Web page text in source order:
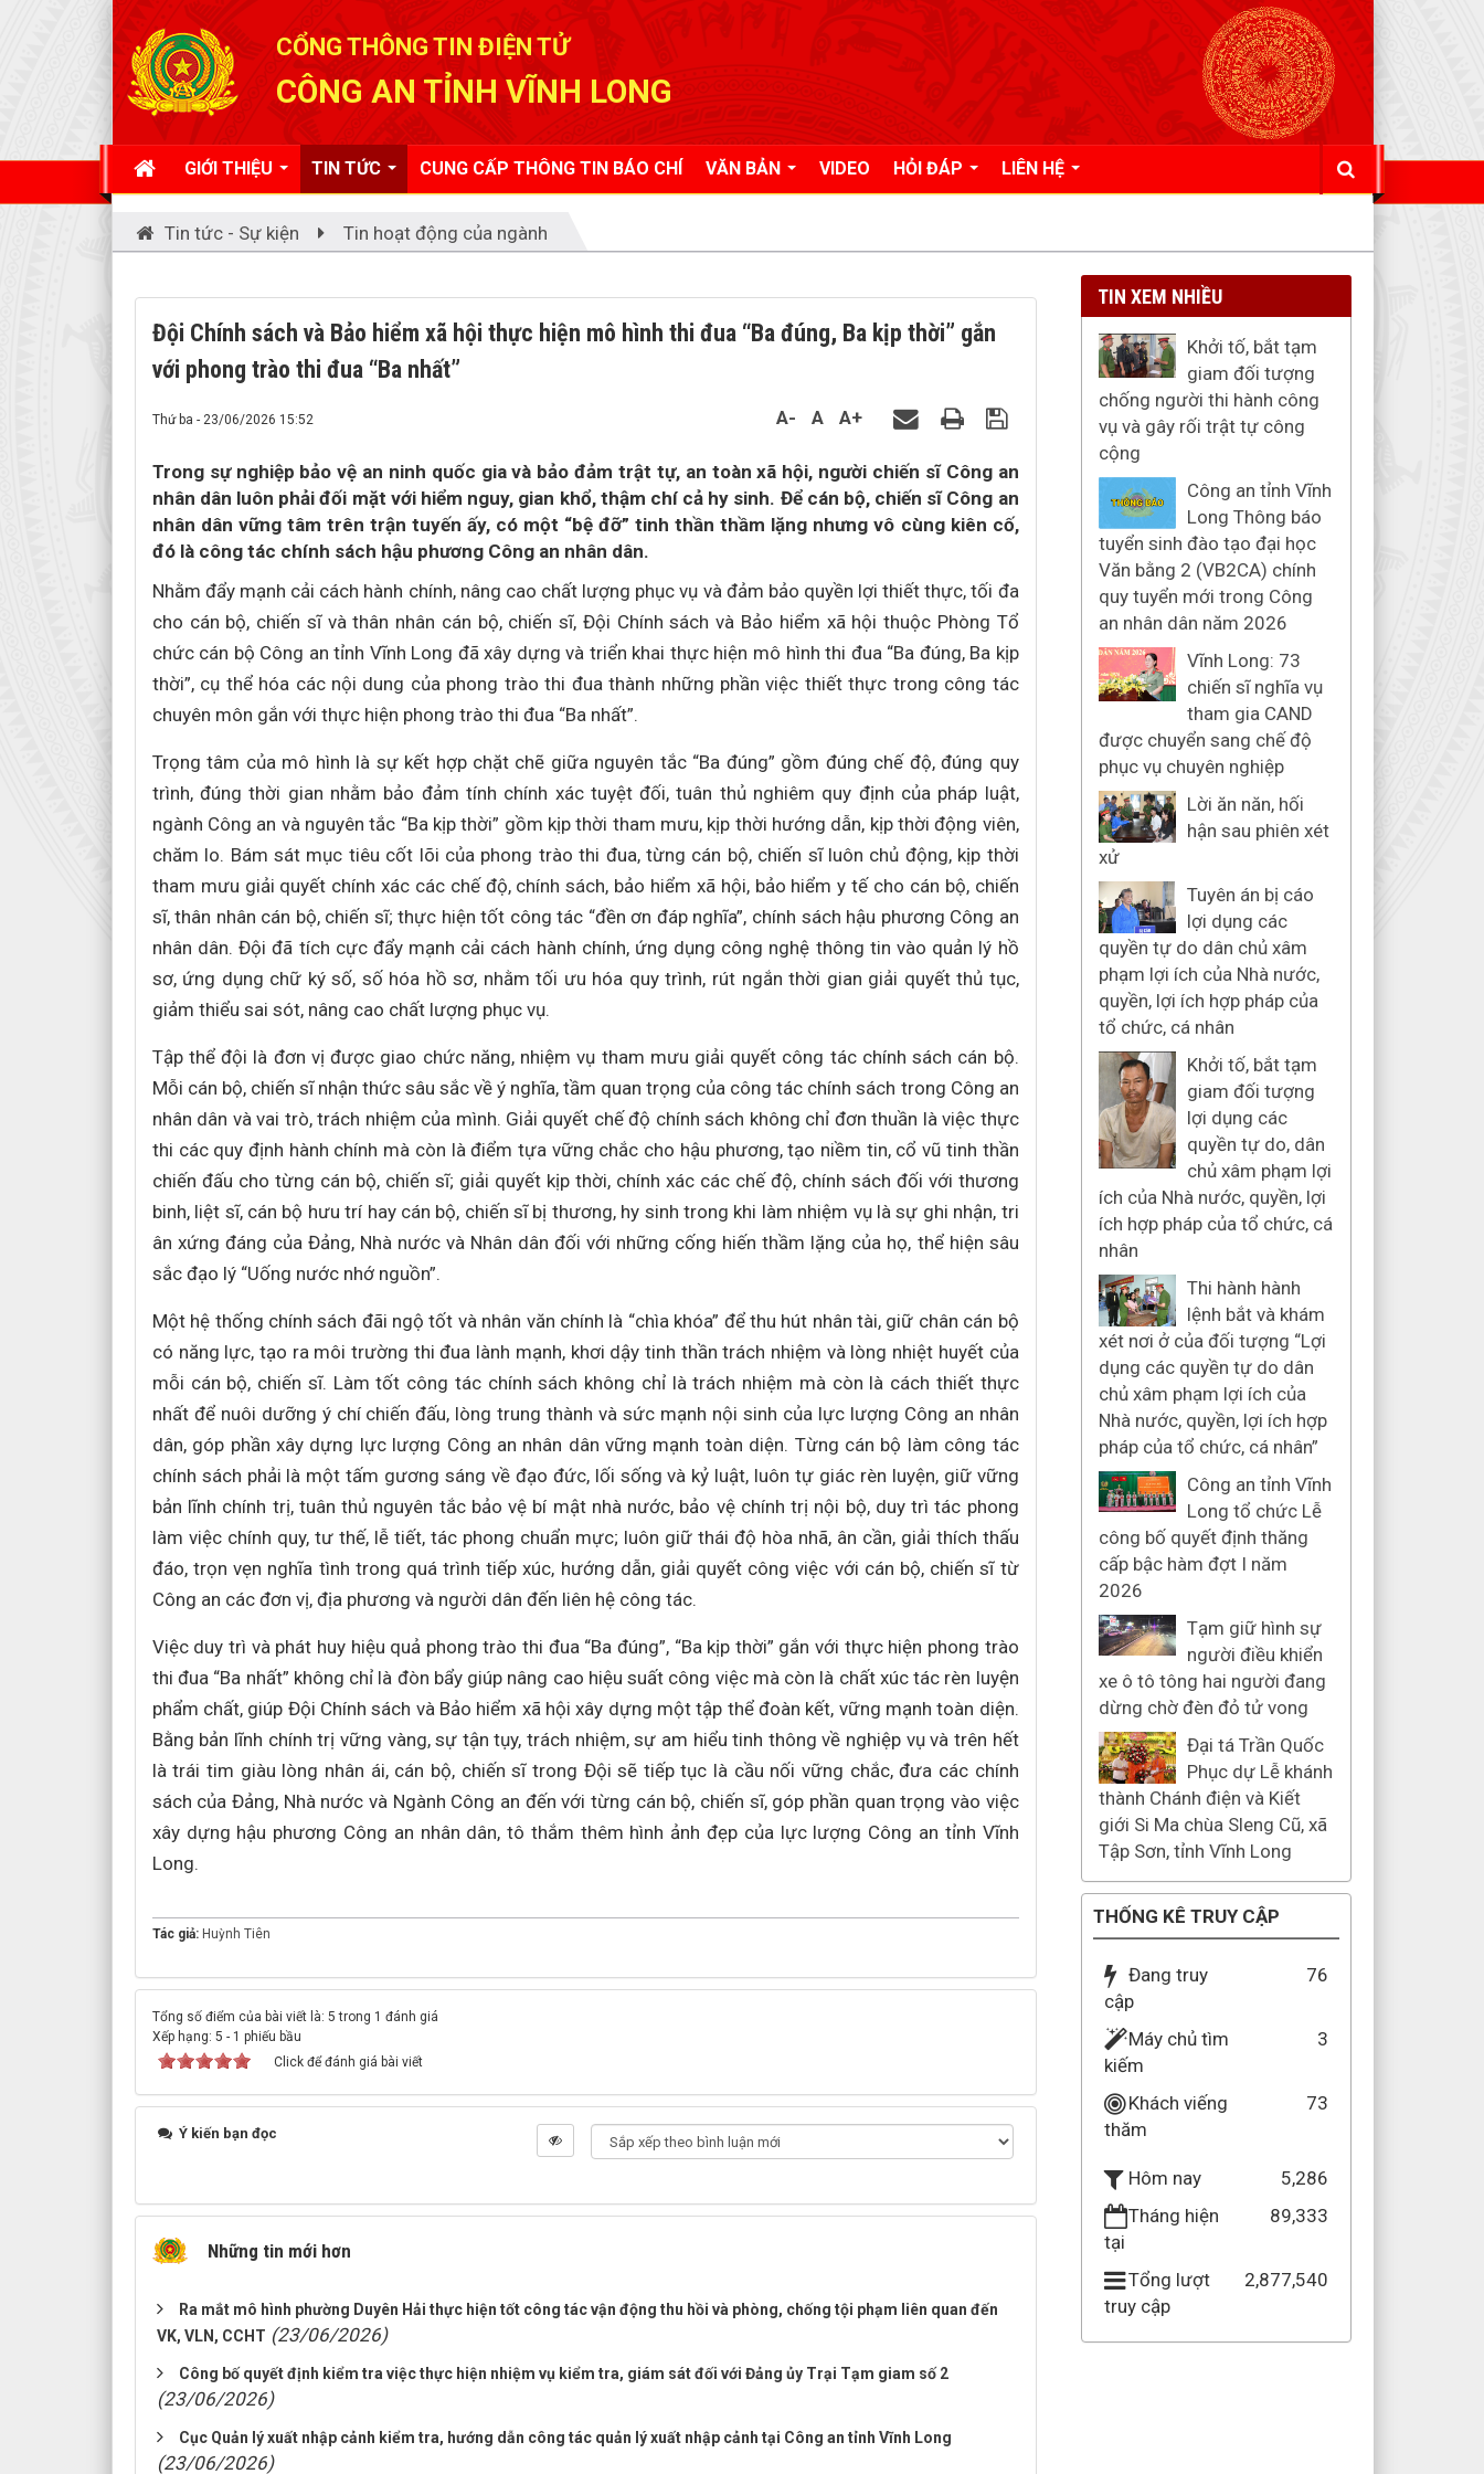
CỔNG THÔNG TIN ĐIỆN TỬ
CÔNG AN TỈNH VĨNH LONG
GIỚI THIỆU TIN TỨC CUNG CẤP THÔNG TIN BÁO CHÍ VĂN BẢN VIDEO HỎI ĐÁP LIÊN HỆ
Tin tức - Sự kiện Tin hoạt động của ngành
Đội Chính sách và Bảo hiểm xã hội thực hiện mô hình thi đua “Ba đúng, Ba kịp thời” gắn
với phong trào thi đua “Ba nhất”
Thứ ba - 23/06/2026 15:52 A- A A+
Trong sự nghiệp bảo vệ an ninh quốc gia và bảo đảm trật tự, an toàn xã hội, người chiến sĩ Công an
nhân dân luôn phải đối mặt với hiểm nguy, gian khổ, thậm chí cả hy sinh. Để cán bộ, chiến sĩ Công an
nhân dân vững tâm trên trận tuyến ấy, có một “bệ đỡ” tinh thần thầm lặng nhưng vô cùng kiên cố,
đó là công tác chính sách hậu phương Công an nhân dân.
Nhằm đẩy mạnh cải cách hành chính, nâng cao chất lượng phục vụ và đảm bảo quyền lợi thiết thực, tối đa
cho cán bộ, chiến sĩ và thân nhân cán bộ, chiến sĩ, Đội Chính sách và Bảo hiểm xã hội thuộc Phòng Tổ
chức cán bộ Công an tỉnh Vĩnh Long đã xây dựng và triển khai thực hiện mô hình thi đua “Ba đúng, Ba kịp
thời”, cụ thể hóa các nội dung của phong trào thi đua thành những phần việc thiết thực trong công tác
chuyên môn gắn với thực hiện phong trào thi đua “Ba nhất”.
Trọng tâm của mô hình là sự kết hợp chặt chẽ giữa nguyên tắc “Ba đúng” gồm đúng chế độ, đúng quy
trình, đúng thời gian nhằm bảo đảm tính chính xác tuyệt đối, tuân thủ nghiêm quy định của pháp luật,
ngành Công an và nguyên tắc “Ba kịp thời” gồm kịp thời tham mưu, kịp thời hướng dẫn, kịp thời động viên,
chăm lo. Bám sát mục tiêu cốt lõi của phong trào thi đua, từng cán bộ, chiến sĩ luôn chủ động, kịp thời
tham mưu giải quyết chính xác các chế độ, chính sách, bảo hiểm xã hội, bảo hiểm y tế cho cán bộ, chiến
sĩ, thân nhân cán bộ, chiến sĩ; thực hiện tốt công tác “đền ơn đáp nghĩa”, chính sách hậu phương Công an
nhân dân. Đội đã tích cực đẩy mạnh cải cách hành chính, ứng dụng công nghệ thông tin vào quản lý hồ
sơ, ứng dụng chữ ký số, số hóa hồ sơ, nhằm tối ưu hóa quy trình, rút ngắn thời gian giải quyết thủ tục,
giảm thiểu sai sót, nâng cao chất lượng phục vụ.
Tập thể đội là đơn vị được giao chức năng, nhiệm vụ tham mưu giải quyết công tác chính sách cán bộ.
Mỗi cán bộ, chiến sĩ nhận thức sâu sắc về ý nghĩa, tầm quan trọng của công tác chính sách trong Công an
nhân dân và vai trò, trách nhiệm của mình. Giải quyết chế độ chính sách không chỉ đơn thuần là việc thực
thi các quy định hành chính mà còn là điểm tựa vững chắc cho hậu phương, tạo niềm tin, cổ vũ tinh thần
chiến đấu cho từng cán bộ, chiến sĩ; giải quyết kịp thời, chính xác các chế độ, chính sách đối với thương
binh, liệt sĩ, cán bộ hưu trí hay cán bộ, chiến sĩ bị thương, hy sinh trong khi làm nhiệm vụ là sự ghi nhận, tri
ân xứng đáng của Đảng, Nhà nước và Nhân dân đối với những cống hiến thầm lặng của họ, thể hiện sâu
sắc đạo lý “Uống nước nhớ nguồn”.
Một hệ thống chính sách đãi ngộ tốt và nhân văn chính là “chìa khóa” để thu hút nhân tài, giữ chân cán bộ
có năng lực, tạo ra môi trường thi đua lành mạnh, khơi dậy tinh thần trách nhiệm và lòng nhiệt huyết của
mỗi cán bộ, chiến sĩ. Làm tốt công tác chính sách không chỉ là trách nhiệm mà còn là cách thiết thực
nhất để nuôi dưỡng ý chí chiến đấu, lòng trung thành và sức mạnh nội sinh của lực lượng Công an nhân
dân, góp phần xây dựng lực lượng Công an nhân dân vững mạnh toàn diện. Từng cán bộ làm công tác
chính sách phải là một tấm gương sáng về đạo đức, lối sống và kỷ luật, luôn tự giác rèn luyện, giữ vững
bản lĩnh chính trị, tuân thủ nguyên tắc bảo vệ bí mật nhà nước, bảo vệ chính trị nội bộ, duy trì tác phong
làm việc chính quy, tư thế, lễ tiết, tác phong chuẩn mực; luôn giữ thái độ hòa nhã, ân cần, giải thích thấu
đáo, trọn vẹn nghĩa tình trong quá trình tiếp xúc, hướng dẫn, giải quyết công việc với cán bộ, chiến sĩ từ
Công an các đơn vị, địa phương và người dân đến liên hệ công tác.
Việc duy trì và phát huy hiệu quả phong trào thi đua “Ba đúng”, “Ba kịp thời” gắn với thực hiện phong trào
thi đua “Ba nhất” không chỉ là đòn bẩy giúp nâng cao hiệu suất công việc mà còn là chất xúc tác rèn luyện
phẩm chất, giúp Đội Chính sách và Bảo hiểm xã hội xây dựng một tập thể đoàn kết, vững mạnh toàn diện.
Bằng bản lĩnh chính trị vững vàng, sự tận tụy, trách nhiệm, sự am hiểu tinh thông về nghiệp vụ và trên hết
là trái tim giàu lòng nhân ái, cán bộ, chiến sĩ trong Đội sẽ tiếp tục là cầu nối vững chắc, đưa các chính
sách của Đảng, Nhà nước và Ngành Công an đến với từng cán bộ, chiến sĩ, góp phần quan trọng vào việc
xây dựng hậu phương Công an nhân dân, tô thắm thêm hình ảnh đẹp của lực lượng Công an tỉnh Vĩnh
Long.
Tác giả: Huỳnh Tiên
Tổng số điểm của bài viết là: 5 trong 1 đánh giá
Xếp hạng: 5 - 1 phiếu bầu
Click để đánh giá bài viết
Ý kiến bạn đọc
Những tin mới hơn
Ra mắt mô hình phường Duyên Hải thực hiện tốt công tác vận động thu hồi và phòng, chống tội phạm liên quan đến
VK, VLN, CCHT (23/06/2026)
Công bố quyết định kiểm tra việc thực hiện nhiệm vụ kiểm tra, giám sát đối với Đảng ủy Trại Tạm giam số 2
(23/06/2026)
Cục Quản lý xuất nhập cảnh kiểm tra, hướng dẫn công tác quản lý xuất nhập cảnh tại Công an tỉnh Vĩnh Long
(23/06/2026)
TIN XEM NHIỀU
Khởi tố, bắt tạm
giam đối tượng
chống người thi hành công
vụ và gây rối trật tự công
cộng
Công an tỉnh Vĩnh
Long Thông báo
tuyển sinh đào tạo đại học
Văn bằng 2 (VB2CA) chính
quy tuyển mới trong Công
an nhân dân năm 2026
Vĩnh Long: 73
chiến sĩ nghĩa vụ
tham gia CAND
được chuyển sang chế độ
phục vụ chuyên nghiệp
Lời ăn năn, hối
hận sau phiên xét
xử
Tuyên án bị cáo
lợi dụng các
quyền tự do dân chủ xâm
phạm lợi ích của Nhà nước,
quyền, lợi ích hợp pháp của
tổ chức, cá nhân
Khởi tố, bắt tạm
giam đối tượng
lợi dụng các
quyền tự do, dân
chủ xâm phạm lợi
ích của Nhà nước, quyền, lợi
ích hợp pháp của tổ chức, cá
nhân
Thi hành hành
lệnh bắt và khám
xét nơi ở của đối tượng “Lợi
dụng các quyền tự do dân
chủ xâm phạm lợi ích của
Nhà nước, quyền, lợi ích hợp
pháp của tổ chức, cá nhân”
Công an tỉnh Vĩnh
Long tổ chức Lễ
công bố quyết định thăng
cấp bậc hàm đợt I năm
2026
Tạm giữ hình sự
người điều khiển
xe ô tô tông hai người đang
dừng chờ đèn đỏ tử vong
Đại tá Trần Quốc
Phục dự Lễ khánh
thành Chánh điện và Kiết
giới Si Ma chùa Sleng Cũ, xã
Tập Sơn, tỉnh Vĩnh Long
THỐNG KÊ TRUY CẬP
Đang truy
cập
76
Máy chủ tìm
kiếm
3
Khách viếng
thăm
73
Hôm nay
5,286
Tháng hiện
tại
89,333
Tổng lượt
truy cập
2,877,540